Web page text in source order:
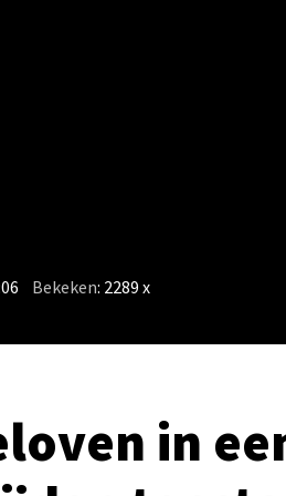
Bekeken: 2289 x
in